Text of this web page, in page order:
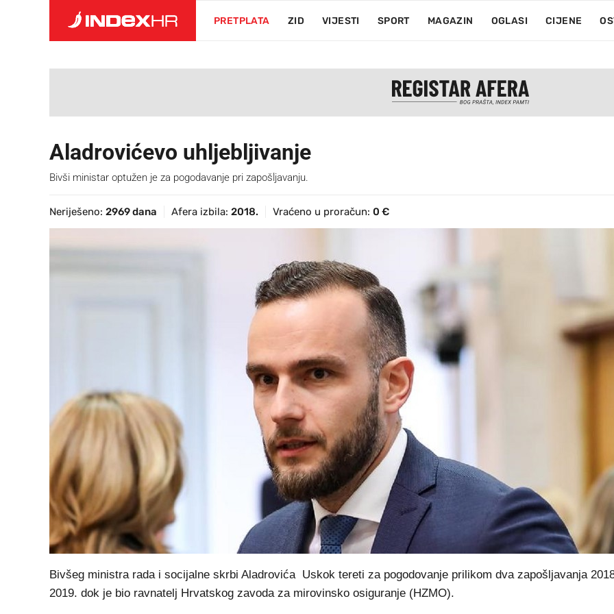
PRETPLATA ZID VIJESTI SPORT MAGAZIN OGLASI CIJENE
Aladrovićevo uhljebljivanje
Bivši ministar optužen je za pogodavanje pri zapošljavanju.
Neriješeno: 2969 dana Afera izbila: 2018. Vraćeno u proračun: 0 €
Bivšeg ministra rada i socijalne skrbi Aladrovića Uskok tereti za pogodovanje prilikom dva zapošljavanja
2019. dok je bio ravnatelj Hrvatskog zavoda za mirovinsko osiguranje (HZMO).